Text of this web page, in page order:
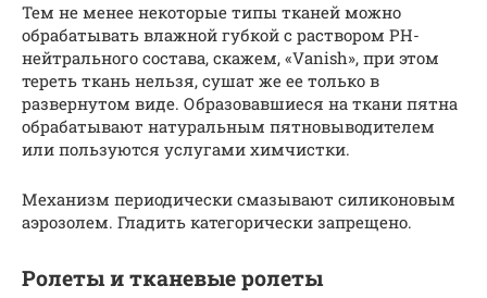
Тем не менее некоторые типы тканей можно
обрабатывать влажной губкой с раствором PH-
нейтрального состава, скажем, «Vanish», при этом
тереть ткань нельзя, сушат же ее только в
развернутом виде. Образовавшиеся на ткани пятна
обрабатывают натуральным пятновыводителем
или пользуются услугами химчистки.
Механизм периодически смазывают силиконовым
аэрозолем. Гладить категорически запрещено.
Ролеты и тканевые ролеты